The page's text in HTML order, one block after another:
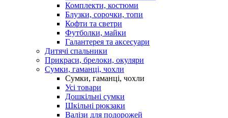
Комплекти, костюми
Блузки, сорочки, топи
Кофти та светри
Футболки, майки
Галантерея та аксесуари
Дитячі спальники
Прикраси, брелоки, окуляри
Сумки, гаманці, чохли
Сумки, гаманці, чохли
Усі товари
Дошкільні сумки
Шкільні рюкзаки
Валізи для подорожей